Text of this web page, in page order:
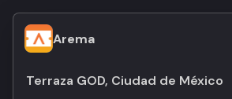
Arema
Terraza GOD, Ciudad de México